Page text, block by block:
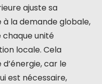
ajuste sa
la demande globale,
chaque unité
locale. Cela
car le
est nécessaire,